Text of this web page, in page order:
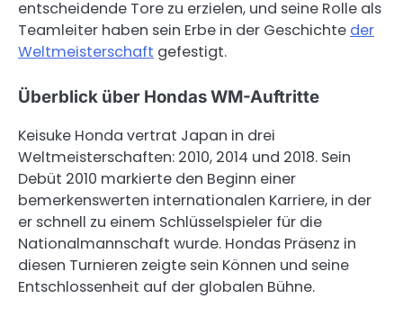
entscheidende Tore zu erzielen, und seine Rolle als
Teamleiter haben sein Erbe in der Geschichte der
Weltmeisterschaft gefestigt.
Überblick über Hondas WM-Auftritte
Keisuke Honda vertrat Japan in drei
Weltmeisterschaften: 2010, 2014 und 2018. Sein
Debüt 2010 markierte den Beginn einer
bemerkenswerten internationalen Karriere, in der
er schnell zu einem Schlüsselspieler für die
Nationalmannschaft wurde. Hondas Präsenz in
diesen Turnieren zeigte sein Können und seine
Entschlossenheit auf der globalen Bühne.